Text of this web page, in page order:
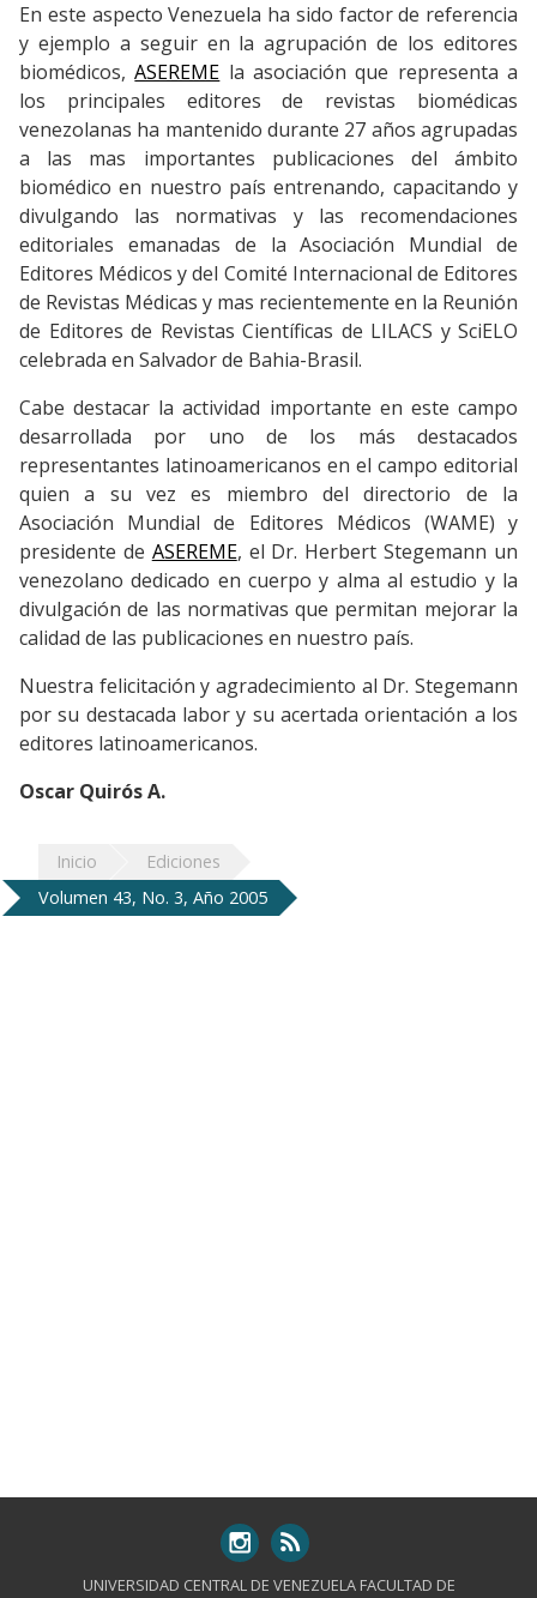
En este aspecto Venezuela ha sido factor de referencia
y ejemplo a seguir en la agrupación de los editores
biomédicos,ASEREME la asociación que representa a
los principales editores de revistas biomédicas
venezolanas ha mantenido durante 27 años agrupadas
a las mas importantes publicaciones del ámbito
biomédico en nuestro país entrenando, capacitando y
divulgando las normativas y las recomendaciones
editoriales emanadas de la Asociación Mundial de
Editores Médicos y del Comité Internacional de Editores
de Revistas Médicas y mas recientemente en la Reunión
de Editores de Revistas Científicas de LILACS y SciELO
celebrada en Salvador de Bahia-Brasil.
Cabe destacar la actividad importante en este campo
desarrollada por uno de los más destacados
representantes latinoamericanos en el campo editorial
quien a su vez es miembro del directorio de la
Asociación Mundial de Editores Médicos (WAME) y
presidente de ASEREME, el Dr. Herbert Stegemann un
venezolano dedicado en cuerpo y alma al estudio y la
divulgación de las normativas que permitan mejorar la
calidad de las publicaciones en nuestro país.
Nuestra felicitación y agradecimiento al Dr. Stegemann
por su destacada labor y su acertada orientación a los
editores latinoamericanos.
Oscar Quirós A.
Inicio
Ediciones
Volumen 43, No. 3, Año 2005
UNIVERSIDAD CENTRAL DE VENEZUELA FACULTAD DE